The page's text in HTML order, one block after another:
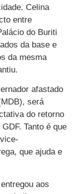
Celina
entre
do Buriti
da base e
da mesma
afastado
será
do retorno
Tanto é que
que ajuda e
aos